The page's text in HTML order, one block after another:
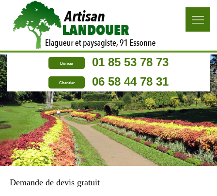
Bureau 01 85 53 78 73
Chantier 06 58 44 78 31
Demande de devis gratuit